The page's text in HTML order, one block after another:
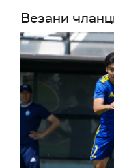
Везани